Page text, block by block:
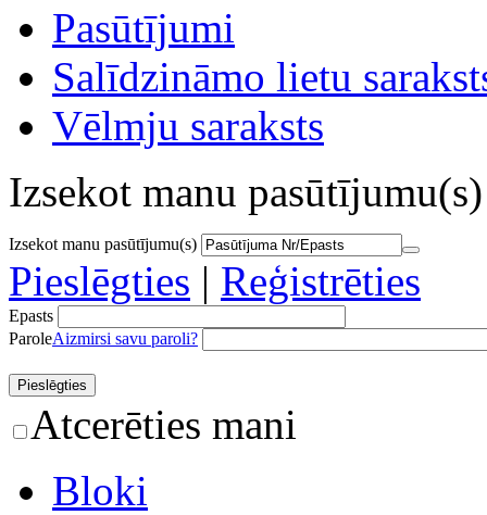
Pasūtījumi
Salīdzināmo lietu
Vēlmju saraksts
Izsekot manu pasūtījumu(s)
Izsekot manu pasūtījumu(s)
Pieslēgties | Reģistrēties
Epasts
ParoleAizmirsi savu paroli?
Atcerēties mani
Bloki